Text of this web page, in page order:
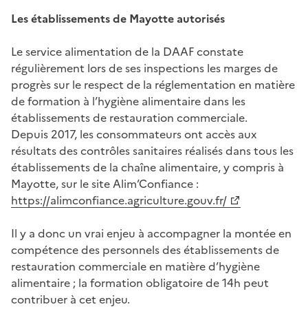
Les établissements de Mayotte autorisés
Le service alimentation de la DAAF constate
régulièrement lors de ses inspections les marges de
progrès sur le respect de la réglementation en matière
de formation à l’hygiène alimentaire dans les
établissements de restauration commerciale.
Depuis 2017, les consommateurs ont accès aux
résultats des contrôles sanitaires réalisés dans tous les
établissements de la chaîne alimentaire, y compris à
Mayotte, sur le site Alim’Confiance :
https://alimconfiance.agriculture.gouv.fr/
Il y a donc un vrai enjeu à accompagner la montée en
compétence des personnels des établissements de
restauration commerciale en matière d’hygiène
alimentaire ; la formation obligatoire de 14h peut
contribuer à cet enjeu.